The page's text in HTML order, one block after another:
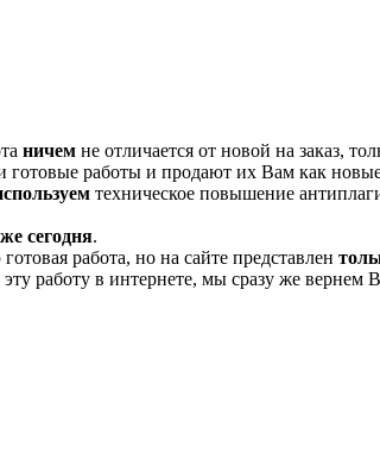
ничем не отличается от новой на заказ,
работы и продают их Вам как
техническое повышение
сегодня.
работа, но на сайте представлен
работу в интернете, мы сразу же вернем